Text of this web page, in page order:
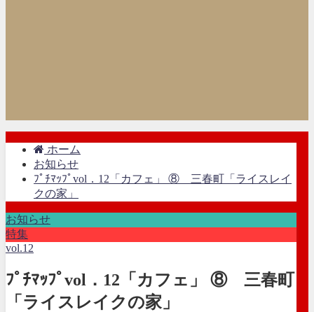
ホーム
お知らせ
ﾌﾟﾁﾏｯﾌﾟvol．12「カフェ」 ⑧ 三春町「ライスレイ
クの家」
お知らせ
特集
vol.12
ﾌﾟﾁﾏｯﾌﾟvol．12「カフェ」 ⑧ 三春町
「ライスレイクの家」